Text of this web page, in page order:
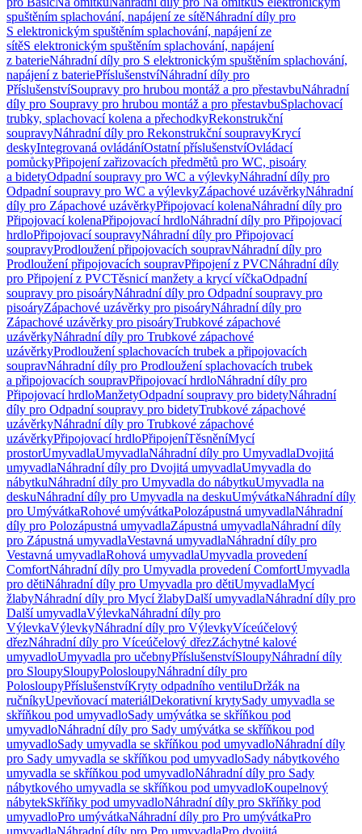
spuštěním splachování, napájení ze sítěNáhradní díly pro
S elektronickým spuštěním splachování, napájení ze
sítěS elektronickým spuštěním splachování, napájení
z baterieNáhradní díly pro S elektronickým spuštěním splachování,
napájení z bateriePříslušenstvíNáhradní díly pro
PříslušenstvíSoupravy pro hrubou montáž a pro přestavbuNáhradní
díly pro Soupravy pro hrubou montáž a pro přestavbuSplachovací
trubky, splachovací kolena a přechodkyRekonstrukční
soupravyNáhradní díly pro Rekonstrukční soupravyKrycí
deskyIntegrovaná ovládáníOstatní příslušenstvíOvládací
pomůckyPřipojení zařizovacích předmětů pro WC, pisoáry
a bidetyOdpadní soupravy pro WC a výlevkyNáhradní díly pro
Odpadní soupravy pro WC a výlevkyZápachové uzávěrkyNáhradní
díly pro Zápachové uzávěrkyPřipojovací kolenaNáhradní díly pro
Připojovací kolenaPřipojovací hrdloNáhradní díly pro Připojovací
hrdloPřipojovací soupravyNáhradní díly pro Připojovací
soupravyProdloužení připojovacích soupravNáhradní díly pro
Prodloužení připojovacích soupravPřipojení z PVCNáhradní díly
pro Připojení z PVCTěsnicí manžety a krycí víčkaOdpadní
soupravy pro pisoáryNáhradní díly pro Odpadní soupravy pro
pisoáryZápachové uzávěrky pro pisoáryNáhradní díly pro
Zápachové uzávěrky pro pisoáryTrubkové zápachové
uzávěrkyNáhradní díly pro Trubkové zápachové
uzávěrkyProdloužení splachovacích trubek a připojovacích
soupravNáhradní díly pro Prodloužení splachovacích trubek
a připojovacích soupravPřipojovací hrdloNáhradní díly pro
Připojovací hrdloManžetyOdpadní soupravy pro bidetyNáhradní
díly pro Odpadní soupravy pro bidetyTrubkové zápachové
uzávěrkyNáhradní díly pro Trubkové zápachové
uzávěrkyPřipojovací hrdloPřipojeníTěsněníMycí
prostorUmyvadlaUmyvadlaNáhradní díly pro UmyvadlaDvojitá
umyvadlaNáhradní díly pro Dvojitá umyvadlaUmyvadla do
nábytkuNáhradní díly pro Umyvadla do nábytkuUmyvadla na
deskuNáhradní díly pro Umyvadla na deskuUmývátkaNáhradní díly
pro UmývátkaRohové umývátkaPolozápustná umyvadlaNáhradní
díly pro Polozápustná umyvadlaZápustná umyvadlaNáhradní díly
pro Zápustná umyvadlaVestavná umyvadlaNáhradní díly pro
Vestavná umyvadlaRohová umyvadlaUmyvadla provedení
ComfortNáhradní díly pro Umyvadla provedení ComfortUmyvadla
pro dětiNáhradní díly pro Umyvadla pro dětiUmyvadlaMycí
žlabyNáhradní díly pro Mycí žlabyDalší umyvadlaNáhradní díly pro
Další umyvadlaVýlevkaNáhradní díly pro
VýlevkaVýlevkyNáhradní díly pro VýlevkyVíceúčelový
dřezNáhradní díly pro Víceúčelový dřezZáchytné kalové
umyvadloUmyvadla pro učebnyPříslušenstvíSloupyNáhradní díly
pro SloupySloupyPolosloupyNáhradní díly pro
PolosloupyPříslušenstvíKryty odpadního ventiluDržák na
ručníkyUpevňovací materiálDekorativní krytySady umyvadla se
skříňkou pod umyvadloSady umývátka se skříňkou pod
umyvadloNáhradní díly pro Sady umývátka se skříňkou pod
umyvadloSady umyvadla se skříňkou pod umyvadloNáhradní díly
pro Sady umyvadla se skříňkou pod umyvadloSady nábytkového
umyvadla se skříňkou pod umyvadloNáhradní díly pro Sady
nábytkového umyvadla se skříňkou pod umyvadloKoupelnový
nábytekSkříňky pod umyvadloNáhradní díly pro Skříňky pod
umyvadloPro umývátkaNáhradní díly pro Pro umývátkaPro
umyvadlaNáhradní díly pro Pro umyvadlaPro dvojitá